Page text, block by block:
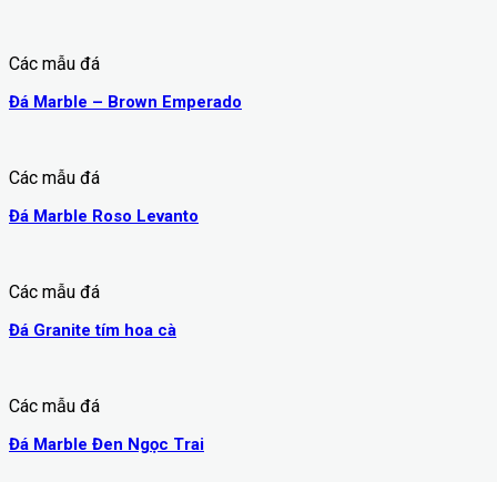
Các mẫu đá
Đá Marble – Brown Emperado
Các mẫu đá
Đá Marble Roso Levanto
Các mẫu đá
Đá Granite tím hoa cà
Các mẫu đá
Đá Marble Đen Ngọc Trai